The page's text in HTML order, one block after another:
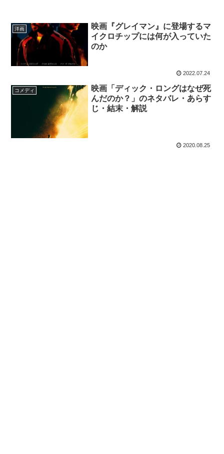
洋画
映画『グレイマン』に登場するマ
イクロチップには何が入っていた
のか
2022.07.24
コメディ
映画「ディック・ロングはなぜ死
んだのか？」のネタバレ・あらす
じ・結末・解説
2020.08.25